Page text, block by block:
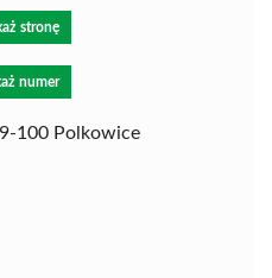
stronę
numer
100 Polkowice